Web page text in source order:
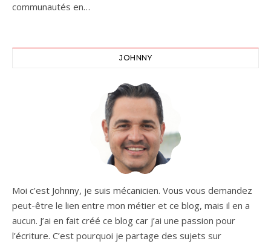
communautés en…
JOHNNY
Moi c’est Johnny, je suis mécanicien. Vous vous demandez
peut-être le lien entre mon métier et ce blog, mais il en a
aucun. J’ai en fait créé ce blog car j’ai une passion pour
l’écriture. C’est pourquoi je partage des sujets sur